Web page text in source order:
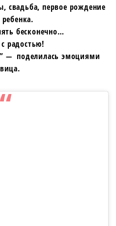
свадьба, первое рождение
бесконечно…
радостью! ⠀
— поделилась эмоциями